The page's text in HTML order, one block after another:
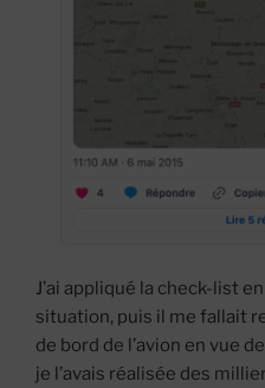
J’ai appliqué la check-list
situation, puis il me fallait
de bord de l’avion en vue
je l’avais réalisée des